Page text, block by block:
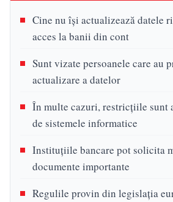
Cine nu își actualizează datele
acces la banii din cont
Sunt vizate persoanele care au
actualizare a datelor
În multe cazuri, restricțiile sunt
de sistemele informatice
Instituțiile bancare pot solicita
documente importante
Regulile provin din legislația